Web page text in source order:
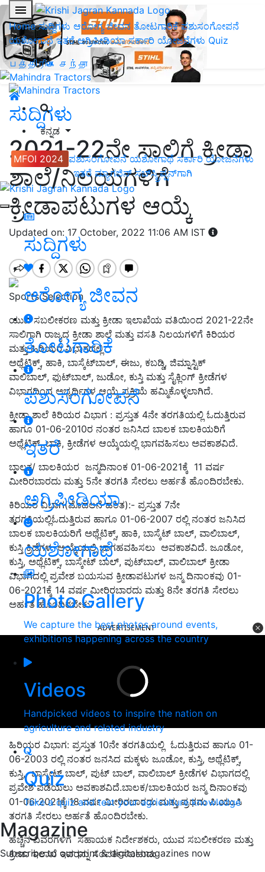
Home ಸುದ್ದಿಗಳು ಆರೋಗ್ಯ ಜೀವನ ತೋಟಗಾರಿಕೆಪಶುಸಂಗೋಪನೆ
ಯಶೋಗಾಥೆ ಇತರೆ ಅಗ್ರಿಪೀಡಿಯಾ ಸರ್ಕಾರಿ ಯೋಜನೆಗಳು Quiz
பத்திரிகை சந்தா
ಕನ್ನಡ
MFOI 2024 ಪಶುಸಂಗೋಪನೆ ಯಶೋಗಾಥೆ ಸರ್ಕಾರಿ ಯೋಜನೆಗಳು
ಇತರೆ ಮ್ಯಾಗಜಿನ್‌ ಸಬ್‌ಸ್ಕ್ರಿಪ್ಷನ್‌ಗಾಗಿ
ಸುದ್ದಿಗಳು
ಆರೋಗ್ಯ ಜೀವನ
ತೋಟಗಾರಿಕೆ
ಪಶುಸಂಗೋಪನೆ
ಇತರೆ
ಅಗ್ರಿಪೀಡಿಯಾ
ಯಶೋಗಾಥೆ
Photo Gallery
We capture the best photos around events,
exhibitions happening across the country
Videos
Handpicked videos to inspire the nation on
agriculture and related industry
Quiz
Take a quiz and test your agriculture knowledge
Magazine
Subscribe to our print & digital magazines now
ಸುದ್ದಿಗಳು
2021-22ನೇ ಸಾಲಿಗೆ ಕ್ರೀಡಾ
ಶಾಲೆ/ನಿಲಯಗಳಿಗೆ
ಕ್ರೀಡಾಪಟುಗಳ ಆಯ್ಕೆ
Updated on: 17 October, 2022 11:06 AM IST
Sports Selection
ಯುವ ಸಬಲೀಕರಣ ಮತ್ತು ಕ್ರೀಡಾ ಇಲಾಖೆಯ ವತಿಯಿಂದ 2021-22ನೇ
ಸಾಲಿಗಾಗಿ ರಾಜ್ಯದ ಕ್ರೀಡಾ ಶಾಲೆ ಮತ್ತು ವಸತಿ ನಿಲಯಗಳಿಗೆ ಕಿರಿಯರ
ಮತ್ತು ಹಿರಿಯರ ವಿಭಾಗದಲ್ಲಿ
ಅಥ್ಲೆಟಿಕ್ಸ್‌, ಹಾಕಿ, ಬಾಸ್ಕೆಟ್‌ಬಾಲ್‌, ಈಜು, ಕಬಡ್ಡಿ, ಜಿಮ್ನಾಸ್ಟಿಕ್
ವಾಲಿಬಾಲ್‌, ಫುಟ್‍ಬಾಲ್, ಜುಡೋ, ಕುಸ್ತಿ ಮತ್ತು ಸೈಕ್ಲಿಂಗ್ ಕ್ರೀಡೆಗಳ
ವಿಭಾಗದಿಂದ ಅಭ್ಯರ್ಥಿಗಳ ಆಯ್ಕೆ ಪ್ರಕ್ರಿಯೆ ಹಮ್ಮಿಕೊಳ್ಳಲಾಗಿದೆ.
ಕ್ರೀಡಾ ಶಾಲೆ ಕಿರಿಯರ ವಿಭಾಗ : ಪ್ರಸ್ತುತ 4ನೇ ತರಗತಿಯಲ್ಲಿ ಓದುತ್ತಿರುವ
ಹಾಗೂ 01-06-2010ರ ನಂತರ ಜನಿಸಿದ ಬಾಲಕ ಬಾಲಕಿಯರಿಗೆ
ಅಥ್ಲೆಟಿಕ್, ಬಾಕಿ, ಕ್ರೀಡೆಗಳ ಆಯ್ಕೆಯಲ್ಲಿ ಭಾಗವಹಿಸಲು ಅವಕಾಶವಿದೆ.
ಬಾಲಕ/ ಬಾಲಕಿಯರ ಜನ್ಮದಿನಾಂಕ 01-06-2021ಕ್ಕೆ 11 ವರ್ಷ
ಮೀರಿರಬಾರದು ಮತ್ತು 5ನೇ ತರಗತಿ ಸೇರಲು ಅರ್ಹತೆ ಹೊಂದಿರಬೇಕು.
ಕಿರಿಯರ ವಿಭಾಗ(ಮೊದಲನೆ ಹಂತ):- ಪ್ರಸ್ತುತ 7ನೇ
ತರಗತಿಯಲ್ಲಿಓದುತ್ತಿರುವ ಹಾಗೂ 01-06-2007 ರಲ್ಲಿ ನಂತರ ಜನಿಸಿದ
ಬಾಲಕ ಬಾಲಕಿಯರಿಗೆ ಅಥ್ಲೆಟಿಕ್ಸ್, ಹಾಕಿ, ಬಾಸ್ಕೆಟ್ ಬಾಲ್, ವಾಲಿಬಾಲ್,
ಕುಸ್ತಿ ಕ್ರಿಡೆಗಳ ಆಯ್ಕೆಯಲ್ಲಿ ಭಾಗಹವಹಿಸಲು ಅವಕಾಶವಿದೆ. ಜೂಡೋ,
ಕುಸ್ತಿ, ಅಥ್ಲೆಟಿಕ್ಸ್, ಬಾಸ್ಕೇಟ್ ಬಾಲ್, ಪುಟ್‍ಬಾಲ್, ವಾಲಿಬಾಲ್ ಕ್ರೀಡಾ
ವಿಭಾಗದಲ್ಲಿ ಪ್ರವೇಶ ಬಯಸುವ ಕ್ರೀಡಾಪಟುಗಳ ಜನ್ಮ ದಿನಾಂಕವು 01-
06-2021ಕ್ಕೆ 14 ವರ್ಷ ಮೀರಿರಬಾರದು ಮತ್ತು 8ನೇ ತರಗತಿ ಸೇರಲು
ಅರ್ಹತೆ ಹೊಂದಿರಬೇಕು.
ADVERTISEMENT
ಹಿರಿಯರ ವಿಭಾಗ: ಪ್ರಸ್ತುತ 10ನೇ ತರಗತಿಯಲ್ಲಿ ಓದುತ್ತಿರುವ ಹಾಗೂ 01-
06-2003 ರಲ್ಲಿ ನಂತರ ಜನಸಿದ ಮಕ್ಕಳು ಜೂಡೋ, ಕುಸ್ತಿ, ಅಥ್ಲೆಟಿಕ್ಸ್,
ಕುಸ್ತಿ, ಬಾಸ್ಕೇಟ್ ಬಾಲ್, ಪುಟ್ ಬಾಲ್, ವಾಲಿಬಾಲ್ ಕ್ರೀಡೆಗಳ ವಿಭಾಗದಲ್ಲಿ
ಪ್ರವೇಶ ಪಡೆಯಲು ಅವಕಾಶವಿದೆ.ಬಾಲಕ/ಬಾಲಕಿಯರ ಜನ್ಮ ದಿನಾಂಕವು
01-06-2021ಕ್ಕೆ 18 ವರ್ಷ ಮೀರಿರಬಾರದು ಮತ್ತು ಪ್ರಥಮ ಪಿ.ಯು.ಸಿ
ತರಗತಿ ಸೇರಲು ಅರ್ಹತೆ ಹೊಂದಿರಬೇಕು.
ಹೆಚ್ಚಿನ ವಿವರಗಳಿಗೆ ಸಹಾಯಕ ನಿರ್ದೇಶಕರು, ಯುವ ಸಬಲೀಕರಣ ಮತ್ತು
ಕ್ರೀಡಾ ಇಲಾಖೆ ಇವರನ್ನು ಸಂಪರ್ಕಿಸಬಹುದು